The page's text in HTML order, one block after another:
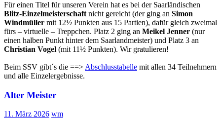
Für einen Titel für unseren Verein hat es bei der Saarländischen
Blitz-Einzelmeisterschaft nicht gereicht (der ging an Simon
Windmüller mit 12½ Punkten aus 15 Partien), dafür gleich zweimal
fürs – virtuelle – Treppchen. Platz 2 ging an Meikel Jenner (nur
einen halben Punkt hinter dem Saarlandmeister) und Platz 3 an
Christian Vogel (mit 11½ Punkten). Wir gratulieren!
Beim SSV gibt´s die ==> Abschlusstabelle mit allen 34 Teilnehmern
und alle Einzelergebnisse.
Alter Meister
11. März 2026 wm